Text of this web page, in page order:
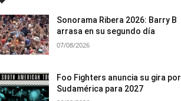
Sonorama Ribera 2026: Barry B
arrasa en su segundo día
07/08/2026
Foo Fighters anuncia su gira por
Sudamérica para 2027